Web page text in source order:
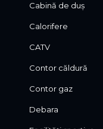
Cabină de duș
Calorifere
CATV
Contor căldură
Contor gaz
Debara